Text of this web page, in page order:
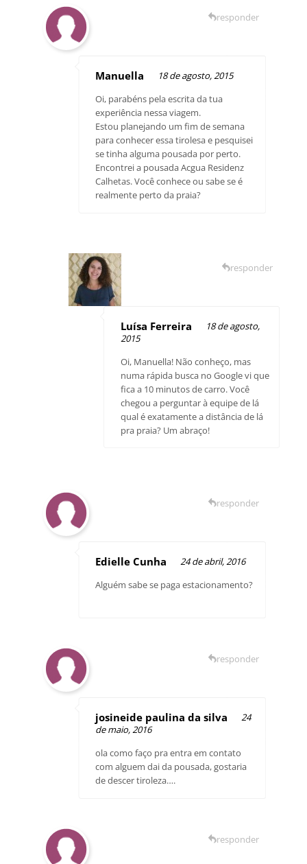
Manuella
18 de agosto, 2015
Oi, parabéns pela escrita da tua
experiência nessa viagem.
Estou planejando um fim de semana
para conhecer essa tirolesa e pesquisei
se tinha alguma pousada por perto.
Encontrei a pousada Acgua Residenz
Calhetas. Você conhece ou sabe se é
realmente perto da praia?
responder
Luísa Ferreira
18 de agosto,
2015
Oi, Manuella! Não conheço, mas
numa rápida busca no Google vi que
fica a 10 minutos de carro. Você
chegou a perguntar à equipe de lá
qual é exatamente a distância de lá
pra praia? Um abraço!
responder
Edielle Cunha
24 de abril, 2016
Alguém sabe se paga estacionamento?
responder
josineide paulina da silva
24
de maio, 2016
ola como faço pra entra em contato
com alguem dai da pousada, gostaria
de descer tiroleza….
responder
responder